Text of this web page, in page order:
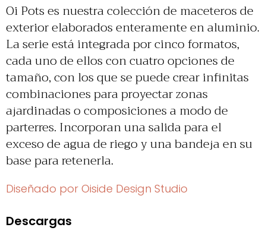
Oi Pots es nuestra colección de maceteros de
exterior elaborados enteramente en aluminio.
La serie está integrada por cinco formatos,
cada uno de ellos con cuatro opciones de
tamaño, con los que se puede crear infinitas
combinaciones para proyectar zonas
ajardinadas o composiciones a modo de
parterres. Incorporan una salida para el
exceso de agua de riego y una bandeja en su
base para retenerla.
Diseñado por Oiside Design Studio
Descargas